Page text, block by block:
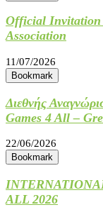
Official Invitation
Association
11/07/2026
Bookmark
Διεθνής
Games 4 All –
22/06/2026
Bookmark
ALL 2026